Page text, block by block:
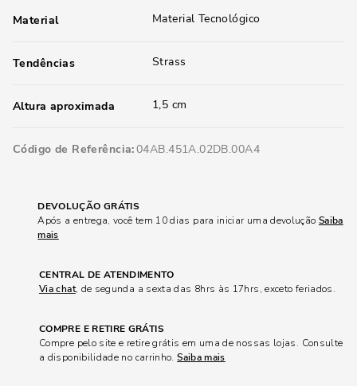
Material Material Tecnológico
Tendências Strass
Altura aproximada 1,5 cm
Código de Referência 04AB.451A.02DB.00A4
DEVOLUÇÃO GRÁTIS
Após a entrega, você tem 10 dias para iniciar uma devolução Saiba
mais
CENTRAL DE ATENDIMENTO
Via chat, de segunda a sexta das 8hrs às 17hrs, exceto feriados.
COMPRE E RETIRE GRÁTIS
Compre pelo site e retire grátis em uma de nossas lojas. Consulte
a disponibilidade no carrinho.Saiba mais